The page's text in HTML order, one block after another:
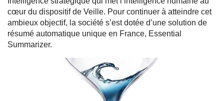
cœur du dispositif de Veille. Pour continuer à atteindre cet
ambieux objectif, la société s’est dotée d’une solution de
résumé automatique unique en France, Essential
Summarizer.